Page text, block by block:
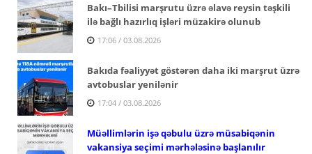
Bakı–Tbilisi marşrutu üzrə əlavə reysin təşkili
ilə bağlı hazırlıq işləri müzakirə olunub
17:06 / 03.08.2026
Bakıda fəaliyyət göstərən daha iki marşrut üzrə
avtobuslar yenilənir
17:04 / 03.08.2026
Müəllimlərin işə qəbulu üzrə müsabiqənin
vakansiya seçimi mərhələsinə başlanılır